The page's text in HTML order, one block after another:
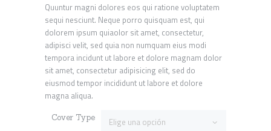
precios:
desde
£1200
0
hasta
£1350
0
Quuntur magni dolores eos qui ratione voluptatem
sequi nesciunt. Neque porro quisquam est, qui
dolorem ipsum quiaolor sit amet, consectetur,
adipisci velit, sed quia non numquam eius modi
tempora incidunt ut labore et dolore magnam dolor
sit amet, consectetur adipisicing elit, sed do
eiusmod tempor incididunt ut labore et dolore
magna aliqua.
Cover Type